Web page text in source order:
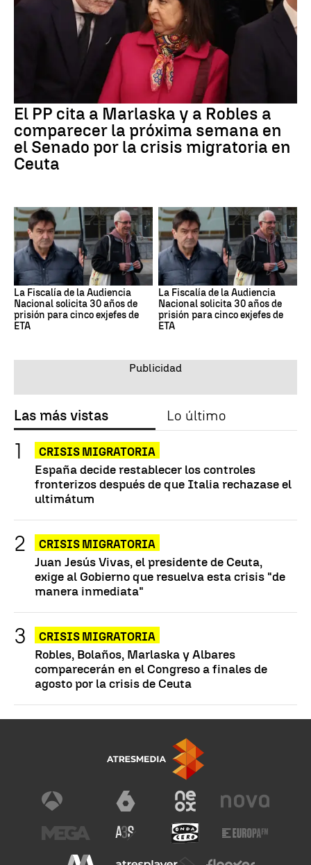
El PP cita a Marlaska y a Robles a
comparecer la próxima semana en
el Senado por la crisis migratoria en
Ceuta
La Fiscalía de la Audiencia
Nacional solicita 30 años de
prisión para cinco exjefes de
ETA
La Fiscalía de la Audiencia
Nacional solicita 30 años de
prisión para cinco exjefes de
ETA
Las más vistas Lo último
CRISIS MIGRATORIA
España decide restablecer los controles
fronterizos después de que Italia rechazase el
ultimátum
CRISIS MIGRATORIA
Juan Jesús Vivas, el presidente de Ceuta,
exige al Gobierno que resuelva esta crisis "de
manera inmediata"
CRISIS MIGRATORIA
Robles, Bolaños, Marlaska y Albares
comparecerán en el Congreso a finales de
agosto por la crisis de Ceuta